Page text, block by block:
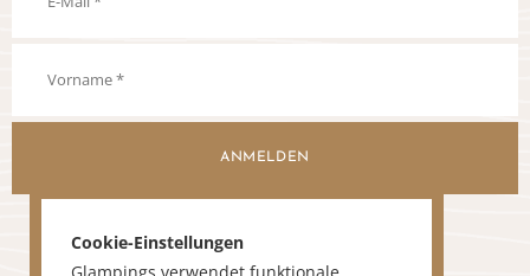
ANMELDEN
Cookie-Einstellungen